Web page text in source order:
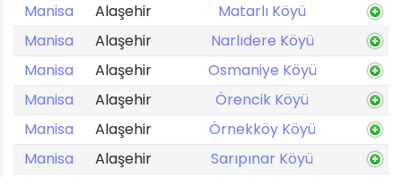
Manisa
Alaşehir
Matarlı Köyü
Manisa
Alaşehir
Narlıdere Köyü
Manisa
Alaşehir
Osmaniye Köyü
Manisa
Alaşehir
Örencik Köyü
Manisa
Alaşehir
Örnekköy Köyü
Manisa
Alaşehir
Sarıpınar Köyü